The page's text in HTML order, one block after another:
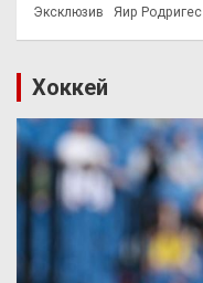
Эксклюзив Яир Родригес
Хоккей